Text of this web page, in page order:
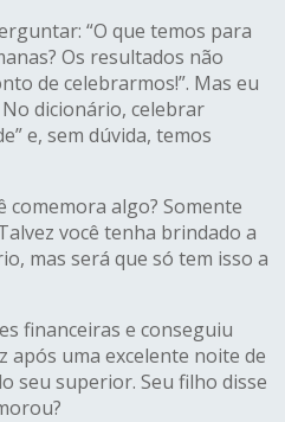
“O que temos para
Os resultados não
de celebrarmos!”. Mas eu
dicionário, celebrar
e, sem dúvida, temos
comemora algo? Somente
você tenha brindado a
mas será que só tem isso a
financeiras e conseguiu
após uma excelente noite de
seu superior. Seu filho disse